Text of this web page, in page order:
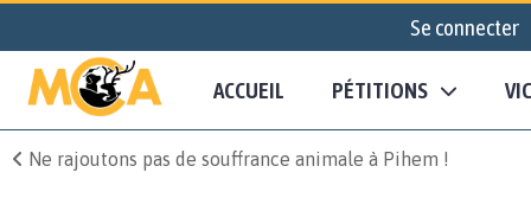
Se connecter
ACCUEIL PÉTITIONS
Ne rajoutons pas de souffrance animale à Pihem !